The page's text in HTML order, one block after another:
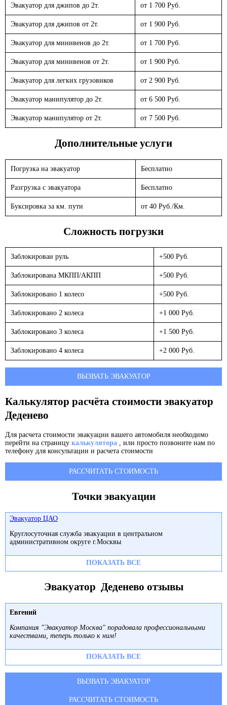
Эвакуатор для джипов до 2т. от 1 700 Руб.
Эвакуатор для джипов от 2т. от 1 900 Руб.
Эвакуатор для минивенов до 2т. от 1 700 Руб.
Эвакуатор для минивенов от 2т. от 1 900 Руб.
Эвакуатор для легких грузовиков от 2 900 Руб.
Эвакуатор манипулятор до 2т. от 6 500 Руб.
Эвакуатор манипулятор от 2т. от 7 500 Руб.
Дополнительные услуги
Погрузка на эвакуатор Бесплатно
Разгрузка с эвакуатора Бесплатно
Буксировка за км. пути от 40 Руб./Км.
Сложность погрузки
Заблокирован руль +500 Руб.
Заблокирована МКПП/АКПП +500 Руб.
Заблокировано 1 колесо +500 Руб.
Заблокировано 2 колеса +1 000 Руб.
Заблокировано 3 колеса +1 500 Руб.
Заблокировано 4 колеса +2 000 Руб.
ВЫЗВАТЬ ЭВАКУАТОР
Калькулятор расчёта стоимости эвакуатор
Деденево
Для расчета стоимости эвакуации вашего автомобиля необходимо
перейти на страницу калькулятора , или просто позвоните нам по
телефону для консультации и расчета стоимости
РАССЧИТАТЬ СТОИМОСТЬ
Точки эвакуации
Эвакуатор ЦАО
Круглосуточная служба эвакуации в центральном
административном округе г.Москвы
ПОКАЗАТЬ ВСЕ
Эвакуатор Деденево отзывы
Евгений
Компания "Эвакуатор Москва" порадовала профессиональными
качествами, теперь только к ним!
ПОКАЗАТЬ ВСЕ
ВЫЗВАТЬ ЭВАКУАТОР
РАССЧИТАТЬ СТОИМОСТЬ